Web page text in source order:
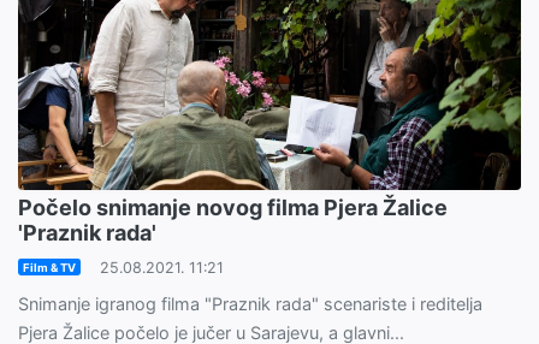
Počelo snimanje novog filma Pjera Žalice
'Praznik rada'
Film & TV 25.08.2021. 11:21
Snimanje igranog filma "Praznik rada" scenariste i reditelja
Pjera Žalice počelo je jučer u Sarajevu, a glavni...